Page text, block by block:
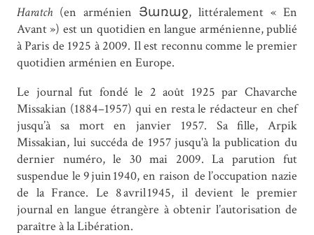
Haratch(en arménien Յառաջ, littéralement « En
Avant ») est un quotidien en langue arménienne, publié
à Paris de 1925 à 2009. Il est reconnu comme le premier
quotidien arménien en Europe.
Le journal fut fondé le 2 août 1925 par Chavarche
Missakian (1884–1957) qui en resta le rédacteur en chef
jusqu’à sa mort en janvier 1957. Sa fille, Arpik
Missakian, lui succéda de 1957 jusqu'à la publication du
dernier numéro, le 30 mai 2009. La parution fut
suspendue le 9 juin 1940, en raison de l’occupation nazie
de la France. Le 8 avril 1945, il devient le premier
journal en langue étrangère à obtenir l’autorisation de
paraître à la Libération.